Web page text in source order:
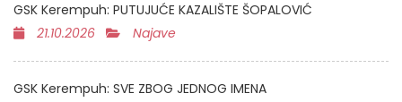
GSK Kerempuh: PUTUJUĆE KAZALIŠTE ŠOPALOVIĆ
21.10.2026
Najave
GSK Kerempuh: SVE ZBOG JEDNOG IMENA